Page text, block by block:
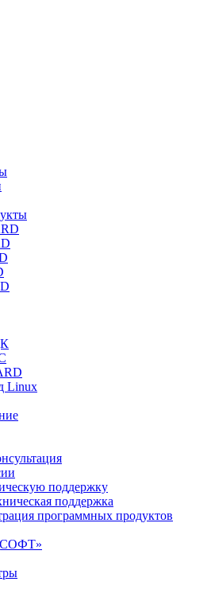
Linux
поддержку
поддержка
программных продуктов